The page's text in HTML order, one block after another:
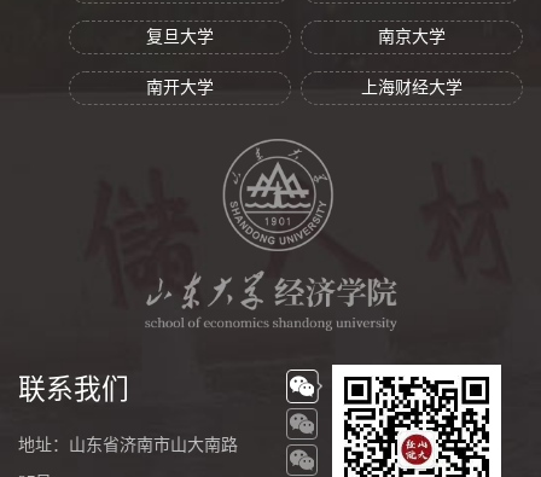
复旦大学 南京大学
南开大学 上海财经大学
联系我们
地址：山东省济南市山大南路